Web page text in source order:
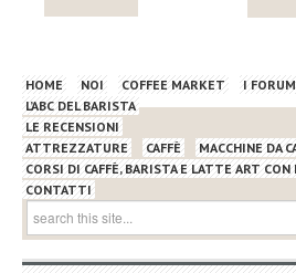
HOME NOI COFFEE MARKET I FORUM
L’ABC DEL BARISTA
LE RECENSIONI
ATTREZZATURE
CAFFÈ MACCHINE DA
CORSI DI CAFFÈ, BARISTA E LATTE ART CON
CONTATTI